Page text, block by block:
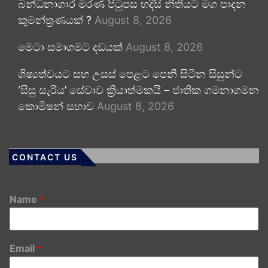
බන්ධනාගාර මරණ පිටුපස හදිසි නීතියට මග පාදන
කුමන්ත්‍රණයක් ? August 8, 2026
මෙටා සමාගමට දඩයක් August 8, 2026
ශිෂ්‍යත්වයට සහ උසස් පෙළට පෙනී සිටින සිසුන්ට
‘සිසු සැරිය’ සේවාව ක්‍රියාත්මකයි – ජාතික ගමනාගමන
කොමිෂන් සභාව August 8, 2026
CONTACT US
Name *
Email *